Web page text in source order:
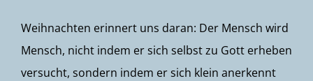
Weihnachten erinnert uns daran: Der Mensch wird
Mensch, nicht indem er sich selbst zu Gott erheben
versucht, sondern indem er sich klein anerkennt